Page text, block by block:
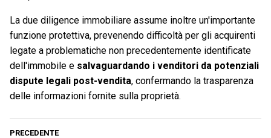
La due diligence immobiliare assume inoltre un'importante
funzione protettiva, prevenendo difficoltà per gli acquirenti
legate a problematiche non precedentemente identificate
dell'immobile e salvaguardando i venditori da potenziali
dispute legali post-vendita, confermando la trasparenza
delle informazioni fornite sulla proprietà.
PRECEDENTE